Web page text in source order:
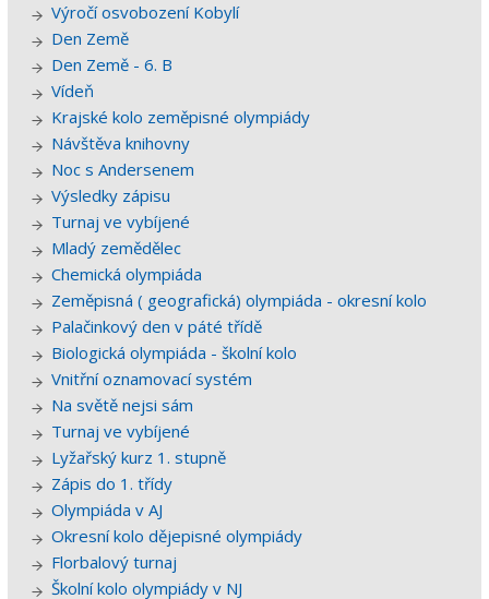
Výročí osvobození Kobylí
Den Země
Den Země - 6. B
Vídeň
Krajské kolo zeměpisné olympiády
Návštěva knihovny
Noc s Andersenem
Výsledky zápisu
Turnaj ve vybíjené
Mladý zemědělec
Chemická olympiáda
Zeměpisná ( geografická) olympiáda - okresní kolo
Palačinkový den v páté třídě
Biologická olympiáda - školní kolo
Vnitřní oznamovací systém
Na světě nejsi sám
Turnaj ve vybíjené
Lyžařský kurz 1. stupně
Zápis do 1. třídy
Olympiáda v AJ
Okresní kolo dějepisné olympiády
Florbalový turnaj
Školní kolo olympiády v NJ